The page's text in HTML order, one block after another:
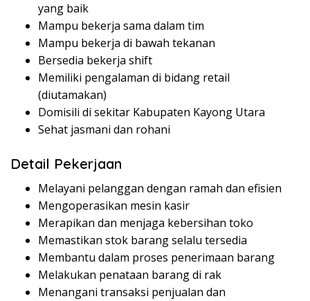
yang baik
Mampu bekerja sama dalam tim
Mampu bekerja di bawah tekanan
Bersedia bekerja shift
Memiliki pengalaman di bidang retail
(diutamakan)
Domisili di sekitar Kabupaten Kayong Utara
Sehat jasmani dan rohani
Detail Pekerjaan
Melayani pelanggan dengan ramah dan efisien
Mengoperasikan mesin kasir
Merapikan dan menjaga kebersihan toko
Memastikan stok barang selalu tersedia
Membantu dalam proses penerimaan barang
Melakukan penataan barang di rak
Menangani transaksi penjualan dan